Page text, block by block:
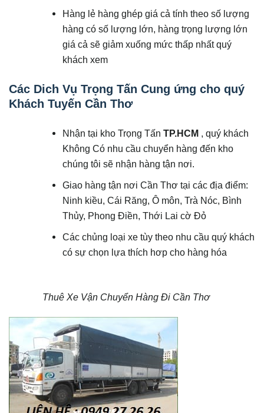
Hàng lẻ hàng ghép giá cả tính theo số lượng
hàng có số lượng lớn, hàng trọng lượng lớn
giá cả sẽ giảm xuống mức thấp nhất quý
khách xem
Các Dich Vụ Trọng Tấn Cung ứng cho quý
Khách Tuyến Cần Thơ
Nhận tại kho Trọng Tấn TP.HCM , quý khách
Không Có nhu cầu chuyển hàng đến kho
chúng tôi sẽ nhận hàng tận nơi.
Giao hàng tận nơi Cần Thơ tại các địa điểm:
Ninh kiều, Cái Răng, Ô môn, Trà Nóc, Bình
Thủy, Phong Điền, Thới Lai cờ Đỏ
Các chủng loại xe tùy theo nhu cầu quý khách
có sự chọn lựa thích hơp cho hàng hóa
Thuê Xe Vận Chuyển Hàng Đi Cần Thơ